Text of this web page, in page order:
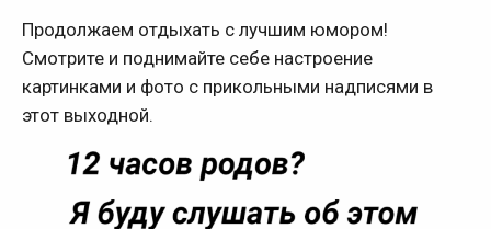
Продолжаем отдыхать с лучшим юмором!
Смотрите и поднимайте себе настроение
картинками и фото с прикольными надписями в
этот выходной.